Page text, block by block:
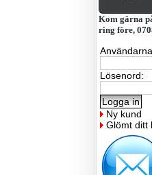
Kom gärna
ring före,
Lösenord:
Ny kund
Glömt ditt